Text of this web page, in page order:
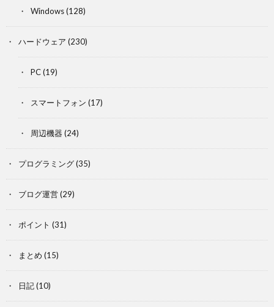
Windows(128)
ハードウェア (230)
PC(19)
スマートフォン (17)
周辺機器 (24)
プログラミング(35)
ブログ運営(29)
ポイント (31)
まとめ (15)
日記(10)